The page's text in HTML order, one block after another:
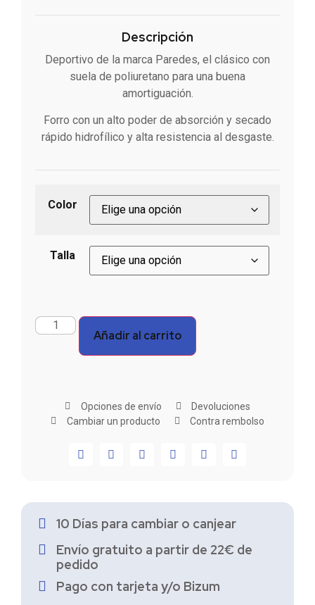
Descripción
Deportivo de la marca Paredes, el clásico con
suela de poliuretano para una buena
amortiguación.
Forro con un alto poder de absorción y secado
rápido hidrofílico y alta resistencia al desgaste.
Color
Talla
Añadir al carrito
Opciones de envío
Devoluciones
Cambiar un producto
Contra rembolso
10 Días para cambiar o canjear
Envío gratuito a partir de 22€ de
pedido
Pago con tarjeta y/o Bizum